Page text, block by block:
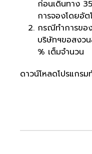
ก่อนเดินทาง
การจองโดยอัต
กรณีทำการขอ
บริษัทฯขอสงวน
% เต็มจำนวน
ดาวน์โหลดโปรแกร